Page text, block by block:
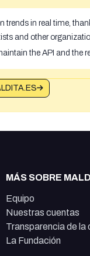
in real time,
and other
the API and the
MÁS SOBRE
Equipo
Nuestras cuentas
Transparencia de la
La Fundación